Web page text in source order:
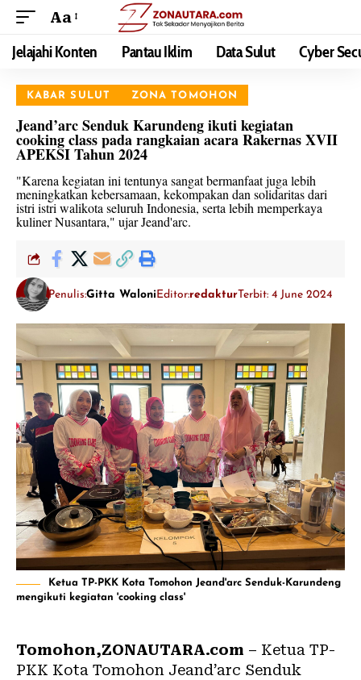
Aa
Jelajahi Konten Pantau Iklim Data Sulut Cyber
KABAR SULUT ZONA TOMOHON
Jeand’arc Senduk Karundeng ikuti kegiatan
cooking class pada rangkaian acara Rakernas XVII
APEKSI Tahun 2024
"Karena kegiatan ini tentunya sangat bermanfaat juga lebih
meningkatkan kebersamaan, kekompakan dan solidaritas dari
istri istri walikota seluruh Indonesia, serta lebih memperkaya
kuliner Nusantara," ujar Jeand'arc.
Penulis:Gitta Waloni Editor:redakturTerbit: 4 June 2024
Ketua TP-PKK Kota Tomohon Jeand'arc Senduk-Karundeng
mengikuti kegiatan 'cooking class'
Tomohon,ZONAUTARA.com – Ketua TP-
PKK Kota Tomohon Jeand’arc Senduk